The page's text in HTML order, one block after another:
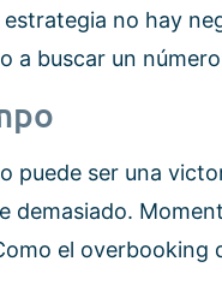
no hay
a buscar un
puede ser una
demasiado.
el overbooking